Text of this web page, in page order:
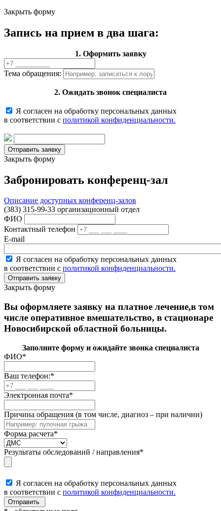
Закрыть форму
Запись на прием в два шага:
1. Оформить заявку
Тема обращения:
2. Ожидать звонок специалиста
Я согласен на обработку персональных данных
в соответствии с политикой конфиденциальности.
Закрыть форму
Забронировать конференц-зал
Описание доступных конференц-залов
(383) 315-99-33 организационный отдел
ФИО
Контактный телефон
E-mail
Я согласен на обработку персональных данных
в соответствии с политикой конфиденциальности.
Закрыть форму
Вы оформляете заявку на платное лечение,в том
числе оперативное вмешательство, в стационаре
Новосибирской областной больницы.
Заполните форму и ожидайте звонка специалиста
ФИО*
Ваш телефон:*
Электронная почта*
Причина обращения (в том числе, диагноз – при наличии)
Форма расчета*
Результаты обследований / направления*
Я согласен на обработку персональных данных
в соответствии с политикой конфиденциальности.